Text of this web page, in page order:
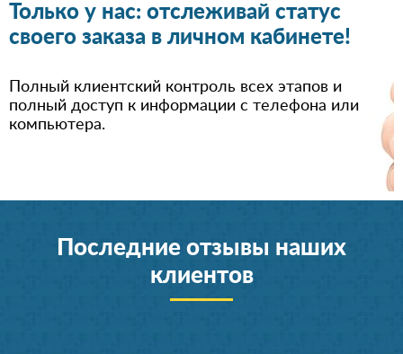
Только у нас: отслеживай статус
своего заказа в личном кабинете!
Полный клиентский контроль всех этапов и
полный доступ к информации с телефона или
компьютера.
Последние отзывы наших
клиентов